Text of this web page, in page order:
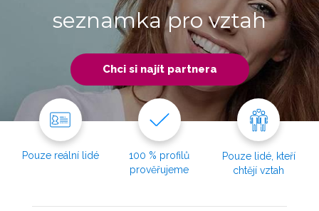
seznamka pro vztah
Chci si najít partnera
Pouze reální lidé
100 % profilů
prověřujeme
Pouze lidé, kteří
chtějí vztah